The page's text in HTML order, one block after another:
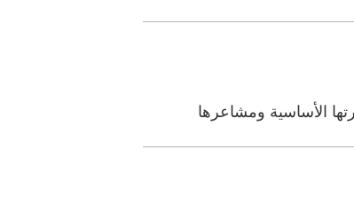
الأساسية ومشاعرها